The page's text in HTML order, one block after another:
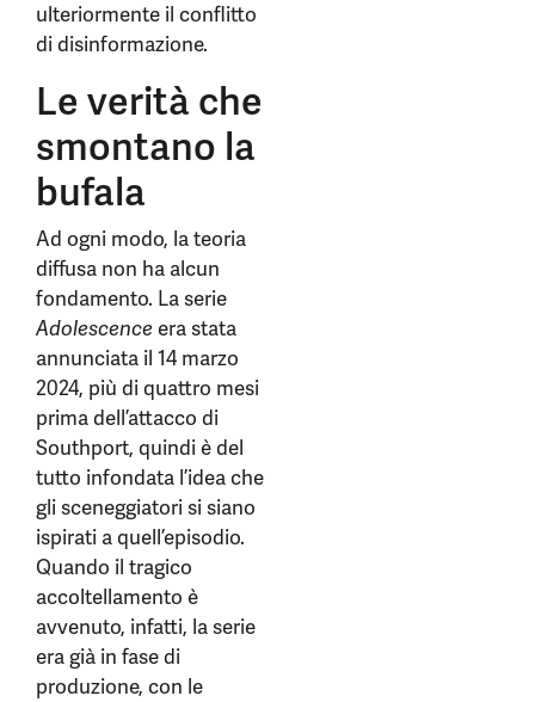
ulteriormente il conflitto
di disinformazione.
Le verità che
smontano la
bufala
Ad ogni modo, la teoria
diffusa non ha alcun
fondamento. La serie
Adolescence era stata
annunciata il 14 marzo
2024, più di quattro mesi
prima dell’attacco di
Southport, quindi è del
tutto infondata l’idea che
gli sceneggiatori si siano
ispirati a quell’episodio.
Quando il tragico
accoltellamento è
avvenuto, infatti, la serie
era già in fase di
produzione, con le